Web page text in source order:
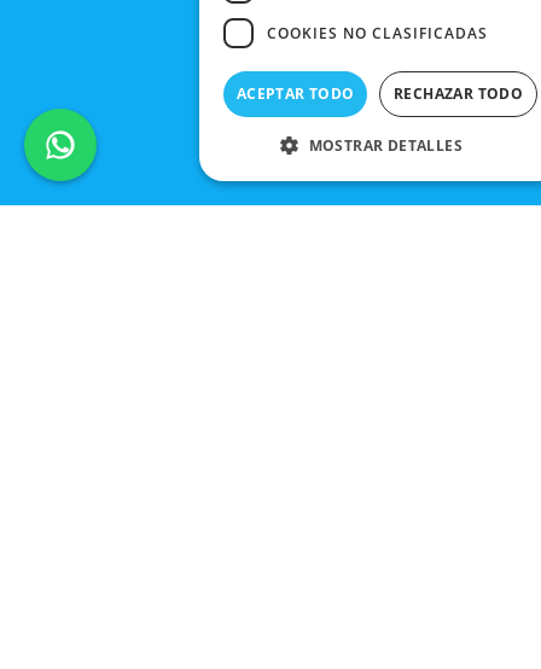
COOKIES NO CLASIFICADAS
ACEPTAR TODO RECHAZAR TODO
MOSTRAR DETALLES